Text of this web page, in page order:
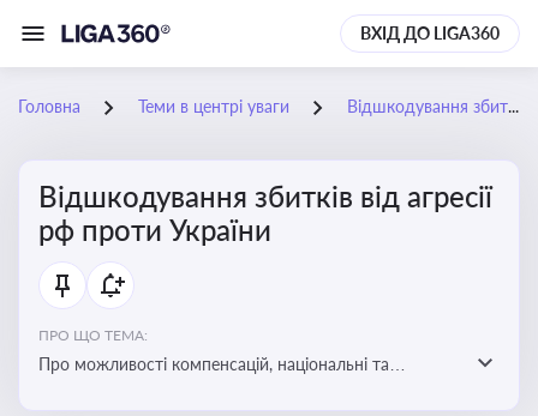
ВХІД ДО LIGA360
Головна Теми в центрі уваги Відшкодування збитків від агресії рф проти України
Відшкодування збитків від агресії
рф проти України
ПРО ЩО ТЕМА:
Про можливості компенсацій, національні та